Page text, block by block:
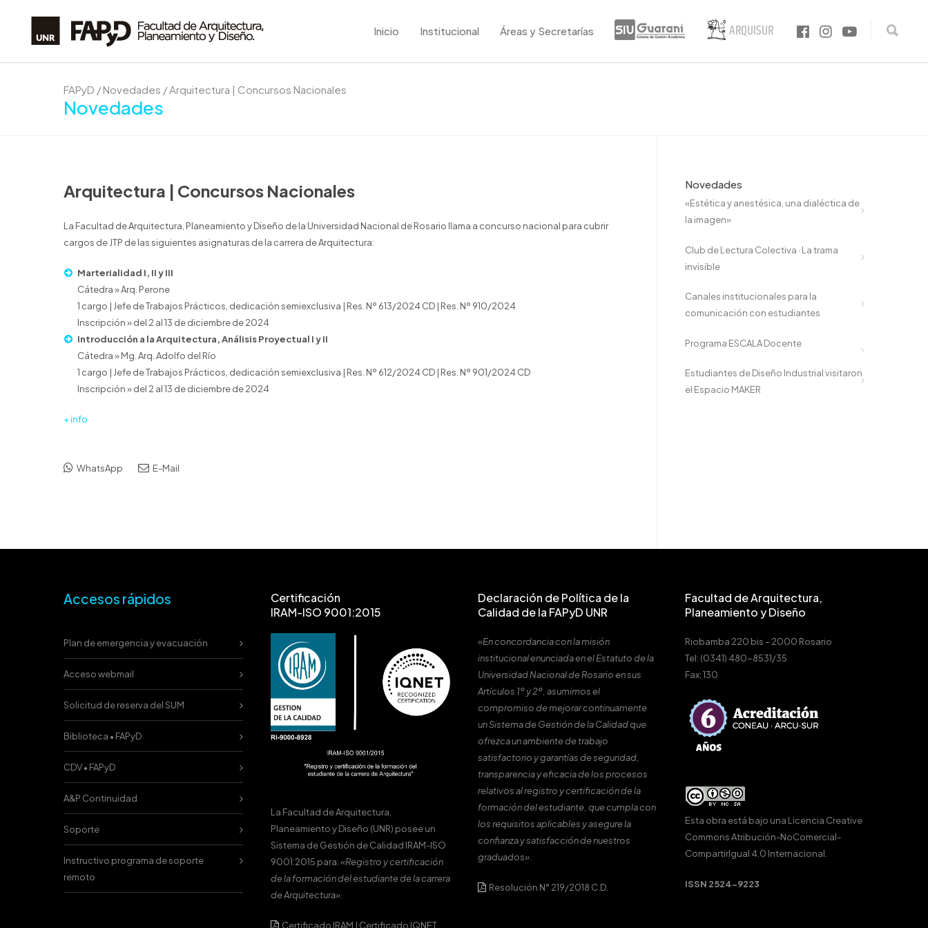
Inicio Institucional Áreas y Secretarías
FAPyD / Novedades /Arquitectura | Concursos Nacionales
Novedades
Arquitectura | Concursos Nacionales
La Facultad de Arquitectura, Planeamiento y Diseño de la Universidad Nacional de Rosario llama a concurso nacional para cubrir
cargos de JTP de las siguientes asignaturas de la carrera de Arquitectura:
Marterialidad I, II y III
Cátedra » Arq. Perone
1 cargo | Jefe de Trabajos Prácticos, dedicación semiexclusiva | Res. Nº 613/2024 CD | Res. Nº 910/2024
Inscripción » del 2 al 13 de diciembre de 2024
Introducción a la Arquitectura, Análisis Proyectual I y II
Cátedra » Mg. Arq. Adolfo del Río
1 cargo | Jefe de Trabajos Prácticos, dedicación semiexclusiva | Res. Nº 612/2024 CD | Res. Nº 901/2024 CD
Inscripción » del 2 al 13 de diciembre de 2024
+ info
WhatsApp E-Mail
Novedades
«Estética y anestésica, una dialéctica de
la imagen»
Club de Lectura Colectiva · La trama
invisible
Canales institucionales para la
comunicación con estudiantes
Programa ESCALA Docente
Estudiantes de Diseño Industrial visitaron
el Espacio MAKER
Accesos rápidos
Plan de emergencia y evacuación
Acceso webmail
Solicitud de reserva del SUM
Biblioteca • FAPyD
CDV • FAPyD
A&P Continuidad
Soporte
Instructivo programa de soporte
remoto
Certificación
IRAM-ISO 9001:2015
La Facultad de Arquitectura,
Planeamiento y Diseño (UNR) posee un
Sistema de Gestión de Calidad IRAM-ISO
9001:2015 para:«Registro y certificación
de la formación del estudiante de la carrera
de Arquitectura».
Certificado IRAM | Certificado IQNET
Declaración de Política de la
Calidad de la FAPyD UNR
«En concordancia con la misión
institucional enunciada en el Estatuto de la
Universidad Nacional de Rosario en sus
Artículos 1º y 2º, asumimos el
compromiso de mejorar continuamente
un Sistema de Gestión de la Calidad que
ofrezca un ambiente de trabajo
satisfactorio y garantías de seguridad,
transparencia y eficacia de los procesos
relativos al registro y certificación de la
formación del estudiante, que cumpla con
los requisitos aplicables y asegure la
confianza y satisfacción de nuestros
graduados».
Resolución N° 219/2018 C.D.
Facultad de Arquitectura,
Planeamiento y Diseño
Riobamba 220 bis – 2000 Rosario
Tel: (0341) 480-8531/35
Fax: 130
Esta obra está bajo una Licencia Creative
Commons Atribución-NoComercial-
CompartirIgual 4.0 Internacional
ISSN 2524-9223